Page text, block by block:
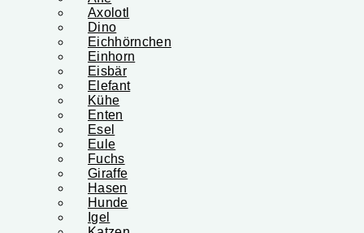
Axolotl
Dino
Eichhörnchen
Einhorn
Eisbär
Elefant
Kühe
Enten
Esel
Eule
Fuchs
Giraffe
Hasen
Hunde
Igel